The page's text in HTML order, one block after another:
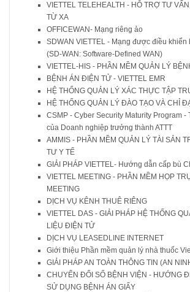
VIETTEL TELEHEALTH - HỖ TRỢ TƯ
TỪ XA
OFFICEWAN- Mạng riêng ảo
SDWAN VIETTEL - Mạng được điều khiển
(SD-WAN: Software-Defined WAN)
VIETTEL-HIS - PHẦN MỀM QUẢN LÝ
BỆNH ÁN ĐIỆN TỬ - VIETTEL EMR
HỆ THỐNG QUẢN LÝ XÁC THỰC TẬP
HỆ THỐNG QUẢN LÝ ĐÀO TẠO VÀ CHỈ
CSMP - Cyber Security Maturity Program
của Doanh nghiệp trưởng thành ATTT
AMMIS - PHẦN MỀM QUẢN LÝ TÀI SẢN
TƯ Y TẾ
GIẢI PHÁP VIETTEL- Hướng dẫn cấp bù
VIETTEL MEETING - PHẦN MỀM HỌP
MEETING
DỊCH VỤ KÊNH THUÊ RIÊNG
VIETTEL DAS - GIẢI PHÁP HỆ THỐNG
LIỆU ĐIỆN TỬ
DỊCH VỤ LEASEDLINE INTERNET
Giới thiệu Phần mềm quản lý nhà thuốc
GIẢI PHÁP AN TOÀN THÔNG TIN (AN
CHUYỂN ĐỔI SỐ BỆNH VIỆN - HƯỚNG
SỬ DỤNG BỆNH ÁN GIẤY